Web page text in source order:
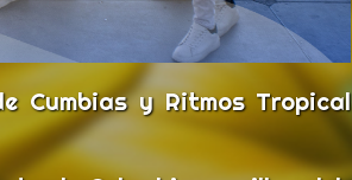
Cumbias y Ritmos